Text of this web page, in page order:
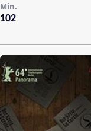
102
Min.